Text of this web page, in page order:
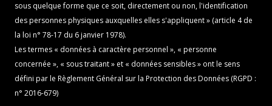
sous quelque forme que ce soit, directement ou non, l'identification
des personnes physiques auxquelles elles s'appliquent » (article 4 de
la loi n° 78-17 du 6 janvier 1978).
Les termes « données à caractère personnel », « personne
concernée », « sous traitant » et « données sensibles » ont le sens
défini par le Règlement Général sur la Protection des Données (RGPD :
n° 2016-679)